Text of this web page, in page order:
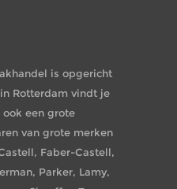
is opgericht
Rotterdam vindt je
een grote
van grote merken
Faber-Castell,
Parker, Lamy,